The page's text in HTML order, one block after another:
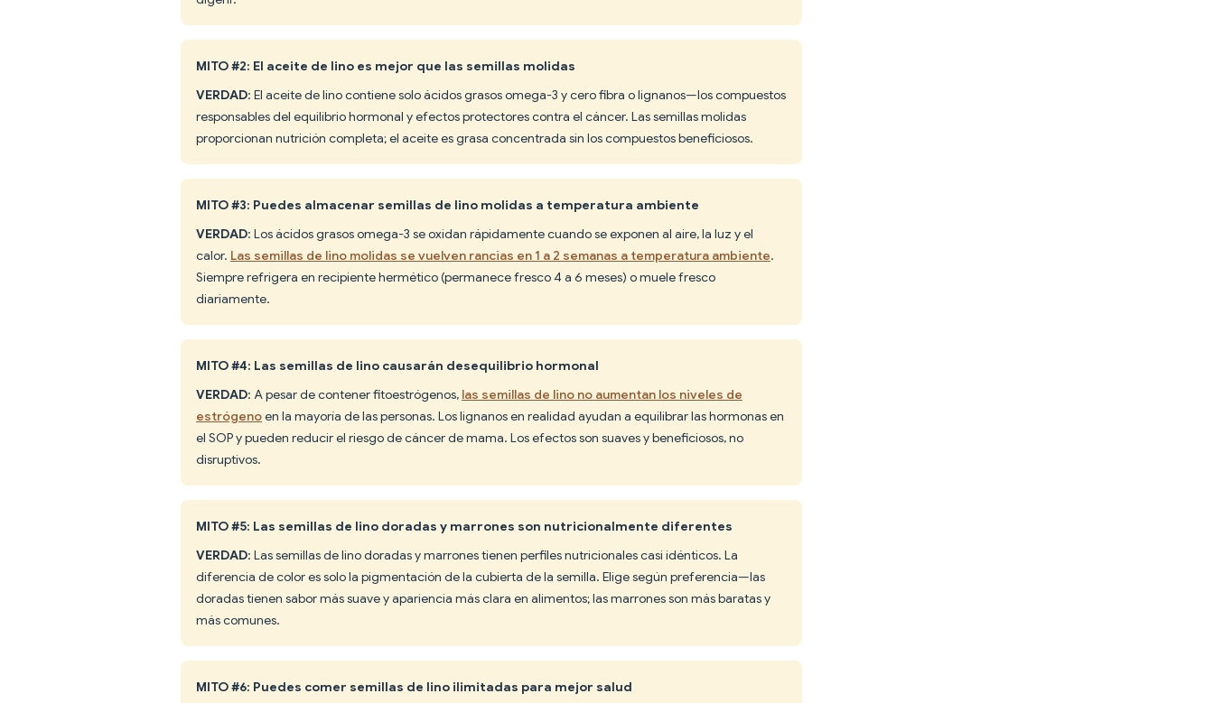
MITO #2: El aceite de lino es mejor que las semillas molidas
VERDAD: El aceite de lino contiene solo ácidos grasos omega-3 y cero fibra o lignanos—los compuestos
responsables del equilibrio hormonal y efectos protectores contra el cáncer. Las semillas molidas
proporcionan nutrición completa; el aceite es grasa concentrada sin los compuestos beneficiosos.
MITO #3: Puedes almacenar semillas de lino molidas a temperatura ambiente
VERDAD: Los ácidos grasos omega-3 se oxidan rápidamente cuando se exponen al aire, la luz y el
calor. Las semillas de lino molidas se vuelven rancias en 1 a 2 semanas a temperatura ambiente.
Siempre refrigera en recipiente hermético (permanece fresco 4 a 6 meses) o muele fresco
diariamente.
MITO #4: Las semillas de lino causarán desequilibrio hormonal
VERDAD: A pesar de contener fitoestrógenos, las semillas de lino no aumentan los niveles de
estrógenoen la mayoría de las personas. Los lignanos en realidad ayudan a equilibrar las hormonas en
el SOP y pueden reducir el riesgo de cáncer de mama. Los efectos son suaves y beneficiosos, no
disruptivos.
MITO #5: Las semillas de lino doradas y marrones son nutricionalmente diferentes
VERDAD: Las semillas de lino doradas y marrones tienen perfiles nutricionales casi idénticos. La
diferencia de color es solo la pigmentación de la cubierta de la semilla. Elige según preferencia—las
doradas tienen sabor más suave y apariencia más clara en alimentos; las marrones son más baratas y
más comunes.
MITO #6: Puedes comer semillas de lino ilimitadas para mejor salud